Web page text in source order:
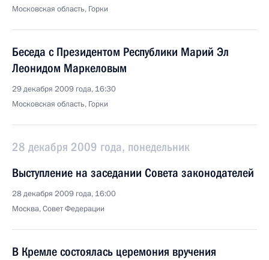
Московская область, Горки
Беседа с Президентом Республики Марий Эл
Леонидом Маркеловым
29 декабря 2009 года, 16:30
Московская область, Горки
28 декабря 2009 года, понедельник
Выступление на заседании Совета законодателей
28 декабря 2009 года, 16:00
Москва, Совет Федерации
В Кремле состоялась церемония вручения